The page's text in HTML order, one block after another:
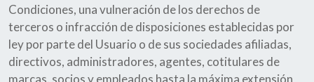
Condiciones, una vulneración de los derechos de
terceros o infracción de disposiciones establecidas por
ley por parte del Usuario o de sus sociedades afiliadas,
directivos, administradores, agentes, cotitulares de
marcas, socios y empleados hasta la máxima extensión